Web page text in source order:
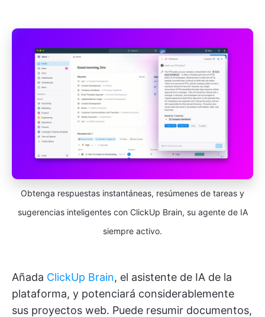
Obtenga respuestas instantáneas, resúmenes de tareas y
sugerencias inteligentes con ClickUp Brain, su agente de IA
siempre activo.
Añada ClickUp Brain, el asistente de IA de la
plataforma, y potenciará considerablemente
sus proyectos web. Puede resumir documentos,